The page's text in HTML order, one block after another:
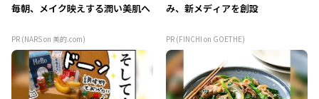
毎朝、メイク映えする潤い美肌へ
PR (NARS on 美的.com)
み、新メディアを創設
PR (FINCHI on GOETHE)